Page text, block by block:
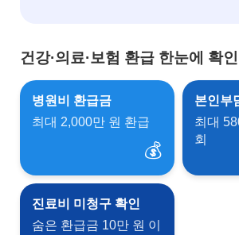
건강·의료·보험 환급 한눈에 확인
병원비 환급금
최대 2,000만 원 환급
💰
본인부
최대
회
진료비 미청구 확인
숨은 환급금 10만 원 이